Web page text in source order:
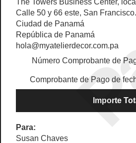
The Towers Business Center,
Calle 50 y 66 este, San Francisco.
Ciudad de Panamá
República de Panamá
hola@myatelierdecor.com.pa
Número Comprobante de
Comprobante de Pago de
Importe
Para:
Susan Chaves